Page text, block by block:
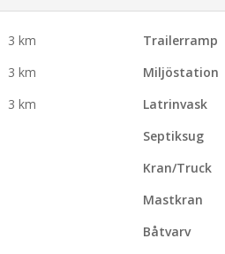
3 km
3 km
3 km
Trailerramp
Miljöstation
Latrinvask
Septiksug
Kran/Truck
Mastkran
Båtvarv